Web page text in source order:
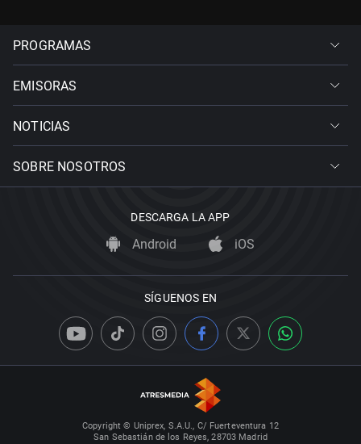
PROGRAMAS
EMISORAS
NOTICIAS
SOBRE NOSOTROS
DESCARGA LA APP
Android iOS
SÍGUENOS EN
Copyright © Uniprex, S.A.U., C/ Fuerteventura 12
San Sebastián de los Reyes, 28703 Madrid